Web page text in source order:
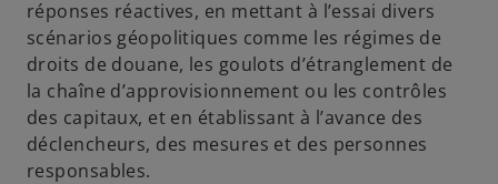
réponses réactives, en mettant à l’essai divers
scénarios géopolitiques comme les régimes de
droits de douane, les goulots d’étranglement de
la chaîne d’approvisionnement ou les contrôles
des capitaux, et en établissant à l’avance des
déclencheurs, des mesures et des personnes
responsables.